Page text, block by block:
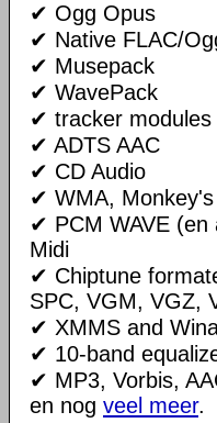
✔ Ogg Opus
✔ Native FLAC/
✔ Musepack
✔ WavePack
✔ tracker
✔ ADTS AAC
✔ CD Audio
✔ WMA,
✔ PCM WAVE (en
Midi
✔ Chiptune
SPC, VGM, VGZ,
✔ XMMS and
✔ 10-band
✔ MP3, Vorbis,
en nog veel meer.